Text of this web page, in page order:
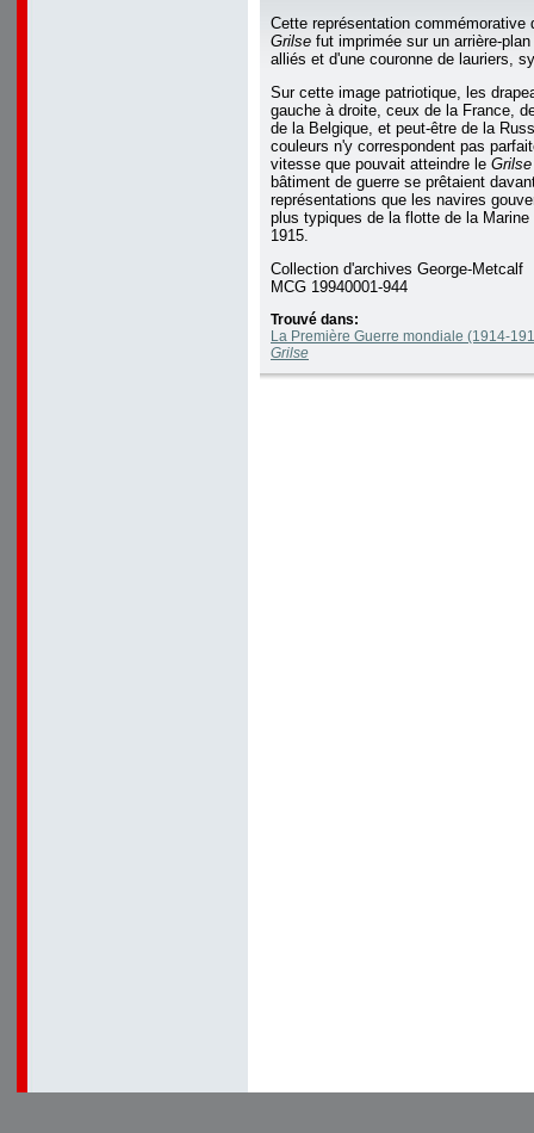
Cette représentation commémorative
Grilse fut imprimée sur un arrière-
alliés et d'une couronne de lauriers,
Sur cette image patriotique, les
gauche à droite, ceux de la France,
de la Belgique, et peut-être de la
couleurs n'y correspondent pas
vitesse que pouvait atteindre le
bâtiment de guerre se prêtaient
représentations que les navires
plus typiques de la flotte de la Marine
1915.
Collection d'archives George-Metcalf
MCG 19940001-944
Trouvé dans:
La Première Guerre mondiale (1914-
Grilse